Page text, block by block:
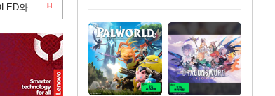
보도에 따르면 LG디스플레이는 3중 적층형 OLED와 유사한 화질을 가진 저가형 2중 레이어 탠덤 W-OLED 디스플레이를 개발 중 H
최대 90% 할인가를 만나보세요!
네이버혜택과 함께 만나보세요!
50%할인&추가 적립까지!
네이버 포인트 혜택까지!
이니&베니 혜택까지!
네이버 혜택가와 함께 예약하세요!
할인&네이버혜택으로 만나보세요!
40주년 프로모션으로 만나보세요!
할인가에 만나보세요!
일부 에디션 상시 할인!
혜택으로 예약 판매 중
편안하게 충전하세요